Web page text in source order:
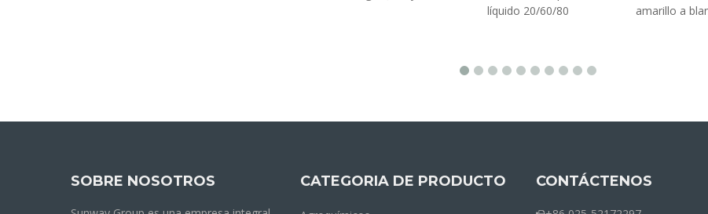
líquido 20/60/80
amarillo a
SOBRE NOSOTROS CATEGORIA DE PRODUCTO CONTÁCTENOS